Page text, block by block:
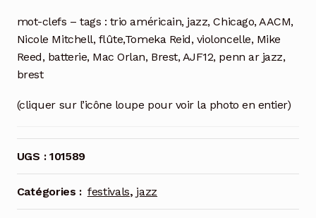
mot-clefs – tags : trio américain, jazz, Chicago, AACM,
Nicole Mitchell, flûte,Tomeka Reid, violoncelle, Mike
Reed, batterie, Mac Orlan, Brest, AJF12, penn ar jazz,
brest
(cliquer sur l’icône loupe pour voir la photo en entier)
UGS : 101589
Catégories : festivals, jazz